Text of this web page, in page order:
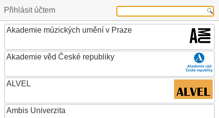
Přihlásit účtem
Akademie múzických umění v Praze
Akademie věd České republiky
ALVEL
Ambis Univerzita